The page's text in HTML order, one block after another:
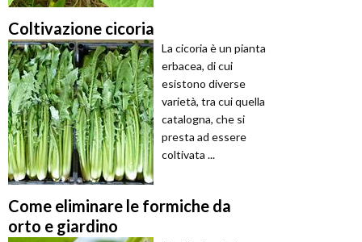
Coltivazione cicoria
La cicoria è un pianta
erbacea, di cui
esistono diverse
varietà, tra cui quella
catalogna, che si
presta ad essere
coltivata ...
Come eliminare le formiche da
orto e giardino